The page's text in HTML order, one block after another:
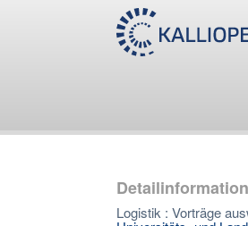
Logistik : Vorträge